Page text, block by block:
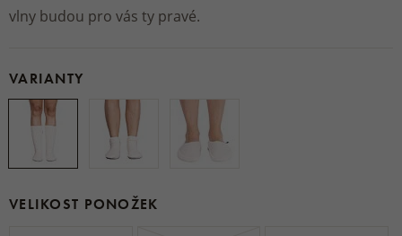
vlny budou pro vás ty pravé.
VARIANTY
VELIKOST PONOŽEK